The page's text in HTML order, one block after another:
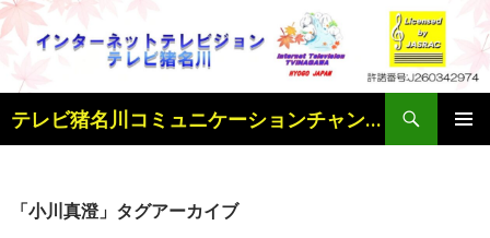
テレビ猪名川コミュニケーションチャンネル
索
ン「小川真澄」タグアーカイブ